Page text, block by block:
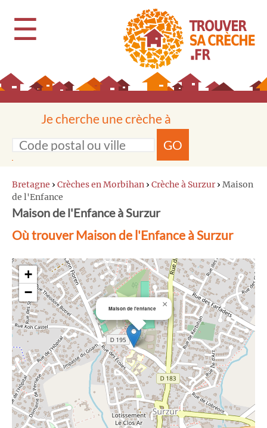
☰
Je cherche une crèche à
GO
Bretagne › Crèches en Morbihan › Crèche à Surzur › Maison
de l'Enfance
Maison de l'Enfance à Surzur
Où trouver Maison de l'Enfance à Surzur
Maison de l'enfance ×
+
−